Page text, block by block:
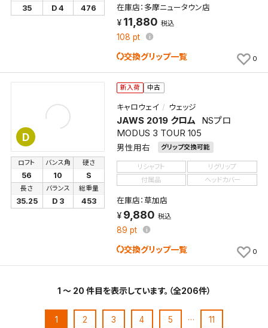
35 D 4 476 在庫店：多摩ニュータウン店
11,880 税込
108 pt
交換グリップ一覧 0
D
新入荷 中古
キャロウェイ ウェッジ
JAWS 2019 クロム
NSプロ
MODUS 3 TOUR 105
男性用右 グリップ交換可能
ロフト
56
バンス角
10
硬さ
S
長さ
35.25
バランス
D 3
総重量
453
リシャフト
リグリップ
付属品
ヘッドカバー
在庫店：草加店
9,880 税込
89 pt
交換グリップ一覧 0
1 ～ 20 件目を表示しています。（全206件）
1 2 3 4 5 … 11